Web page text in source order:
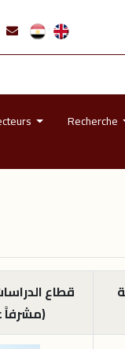
Recherche
قطاع
(مشرفاً علي القطاع)